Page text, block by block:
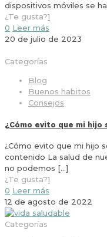
dispositivos móviles se
¿Te gusta?1
0 Leer más
20 de julio de 2023
Categorías
Blog
Buenos habitos
Consejos
¿Cómo evito que mi hijo
¿Cómo evito que mi hijo
contenido La salud de
no podemos […]
¿Te gusta?1
0 Leer más
12 de agosto de 2022
Categorías